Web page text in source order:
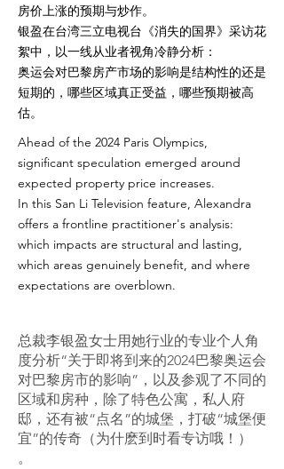
房价上涨的预期与炒作。
银盈在台湾三立电视台《消失的国界》采访花
絮中，以一线从业者视角冷静分析：
奥运会对巴黎房产市场的影响是结构性的还是
短期的，哪些区域真正受益，哪些预期被高
估。
Ahead of the 2024 Paris Olympics,
significant speculation emerged around
expected property price increases.
In this San Li Television feature, Alexandra
offers a frontline practitioner's analysis:
which impacts are structural and lasting,
which areas genuinely benefit, and where
expectations are overblown.
总裁李银盈女士用她行业的专业个人角
度分析“关于即将到来的2024巴黎奥运会
对巴黎房市的影响”，以及参观了不同的
区域和房种，除了特色公寓，私人府
邸，还有被“点名”的城堡，打破“城堡便
宜”的传奇（为什麽到时看专访哦！）
。